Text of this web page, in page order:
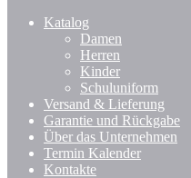
Katalog
Damen
Herren
Kinder
Schuluniform
Versand & Lieferung
Garantie und Rückgabe
Über das Unternehmen
Termin Kalender
Kontakte